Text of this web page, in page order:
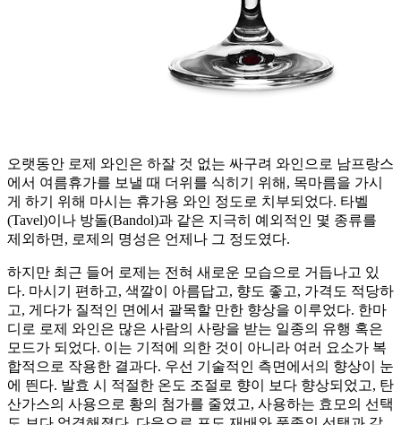
오랫동안 로제 와인은 하잘 것 없는 싸구려 와인으로 남프랑스
에서 여름휴가를 보낼 때 더위를 식히기 위해, 목마름을 가시
게 하기 위해 마시는 휴가용 와인 정도로 치부되었다. 타벨
(Tavel)이나 방돌(Bandol)과 같은 지극히 예외적인 몇 종류를
제외하면, 로제의 명성은 언제나 그 정도였다.
하지만 최근 들어 로제는 전혀 새로운 모습으로 거듭나고 있
다. 마시기 편하고, 색깔이 아름답고, 향도 좋고, 가격도 적당하
고, 게다가 질적인 면에서 괄목할 만한 향상을 이루었다. 한마
디로 로제 와인은 많은 사람의 사랑을 받는 일종의 유행 혹은
모드가 되었다. 이는 기적에 의한 것이 아니라 여러 요소가 복
합적으로 작용한 결과다. 우선 기술적인 측면에서의 향상이 눈
에 띈다. 발효 시 적절한 온도 조절로 향이 보다 향상되었고, 탄
산가스의 사용으로 황의 첨가를 줄였고, 사용하는 효모의 선택